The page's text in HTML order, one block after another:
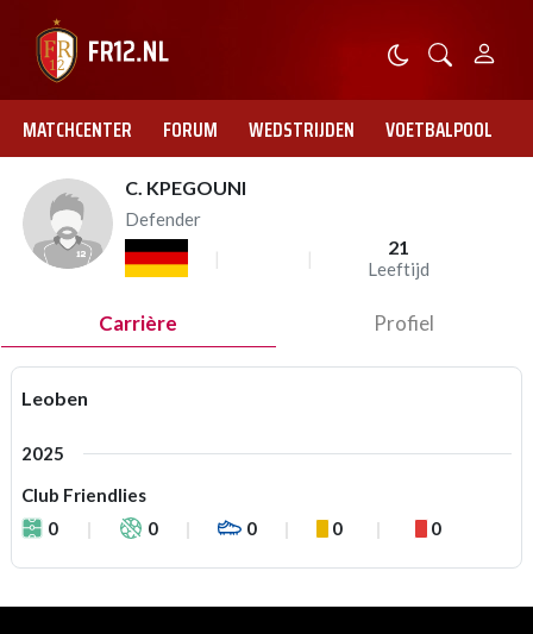
MATCHCENTER FORUM WEDSTRIJDEN VOETBALPOOL
C. KPEGOUNI
Defender
21
Leeftijd
Carrière Profiel
Leoben
2025
Club Friendlies
0
0 0 0 0